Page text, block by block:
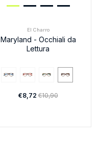
El Charro
Maryland - Occhiali da
Lettura
€8,72€10,90